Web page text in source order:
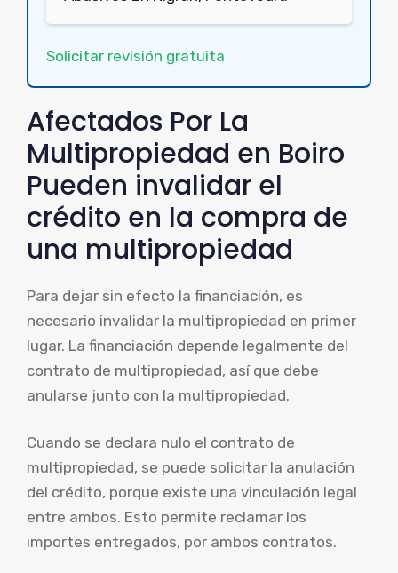
Solicitar revisión gratuita
Afectados Por La
Multipropiedad en Boiro
Pueden invalidar el
crédito en la compra de
una multipropiedad
Para dejar sin efecto la financiación, es
necesario invalidar la multipropiedad en primer
lugar. La financiación depende legalmente del
contrato de multipropiedad, así que debe
anularse junto con la multipropiedad.
Cuando se declara nulo el contrato de
multipropiedad, se puede solicitar la anulación
del crédito, porque existe una vinculación legal
entre ambos. Esto permite reclamar los
importes entregados, por ambos contratos.